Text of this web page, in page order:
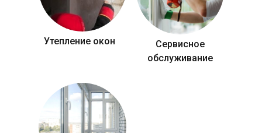
Утепление окон
Сервисное
обслуживание